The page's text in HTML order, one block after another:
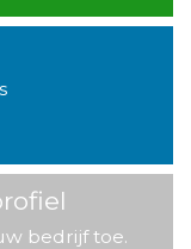
bedrijf toe.